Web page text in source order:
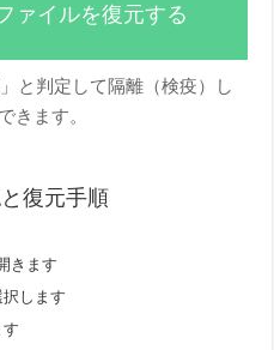
ァイルを復元する
と判定して隔離（検疫）し
きます。
復元手順
きます
択します